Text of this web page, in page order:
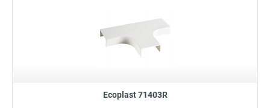
Ecoplast 71403R